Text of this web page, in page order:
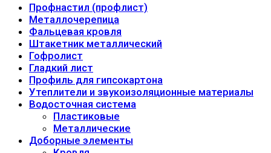
Профнастил (профлист)
Металлочерепица
Фальцевая кровля
Штакетник металлический
Гофролист
Гладкий лист
Профиль для гипсокартона
Утеплители и звукоизоляционные материалы
Водосточная система
Пластиковые
Металлические
Доборные элементы